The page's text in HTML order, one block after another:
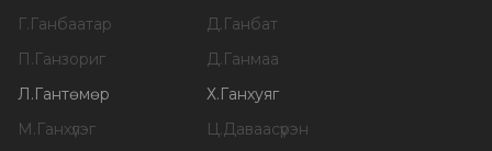
Г.Ганбаатар Д.Ганбат
П.Ганзориг Д.Ганмаа
Л.Гантөмөр Х.Ганхуяг
М.Ганхүлэг Ц.Даваасүрэн